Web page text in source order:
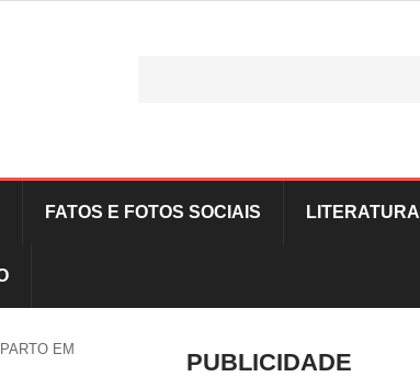
FATOS E FOTOS SOCIAIS LITERATURA
EM
PUBLICIDADE